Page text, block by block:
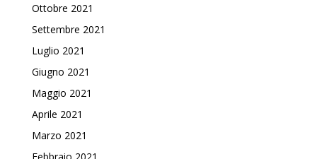
Ottobre 2021
Settembre 2021
Luglio 2021
Giugno 2021
Maggio 2021
Aprile 2021
Marzo 2021